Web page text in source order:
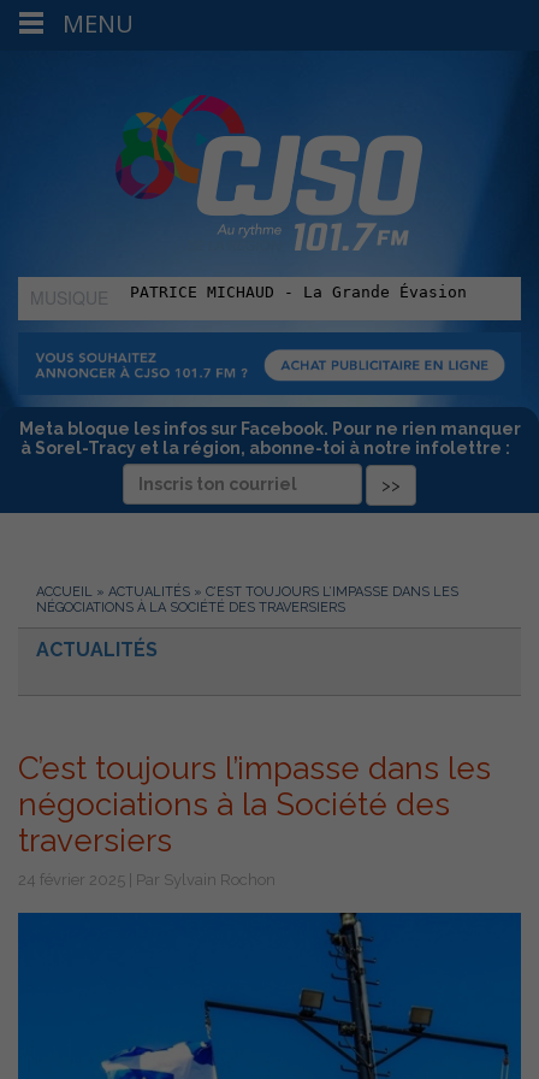
MUSIQUE
:
Meta bloque les infos sur Facebook. Pour ne rien manquer
à Sorel-Tracy et la région, abonne-toi à notre infolettre :
ACCUEIL » ACTUALITÉS » C’EST TOUJOURS L’IMPASSE DANS LES
NÉGOCIATIONS À LA SOCIÉTÉ DES TRAVERSIERS
ACTUALITÉS
C’est toujours l’impasse dans les
négociations à la Société des
traversiers
24 février 2025 | Par Sylvain Rochon
MENU